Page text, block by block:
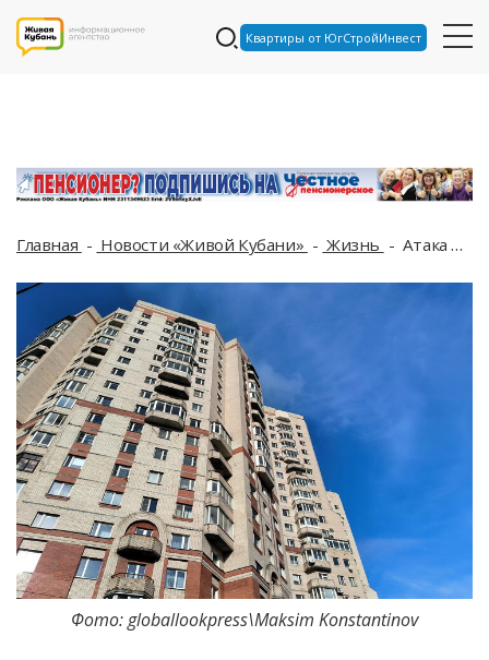
Квартиры от ЮгСтройИнвест
Главная Новости «Живой Кубани» Жизнь Атака дронов, план Трампа и приостановка операции в Газе: что произошло, пока вы спали
Фото: globallookpress\Maksim Konstantinov